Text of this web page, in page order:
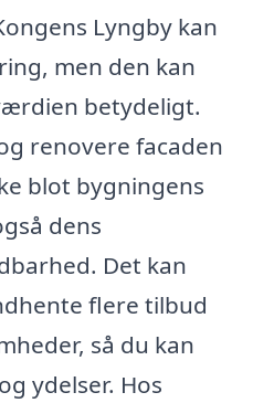
Lyngby kan
men den kan
betydeligt.
renovere facaden
blot bygningens
dens
Det kan
flere tilbud
så du kan
ydelser. Hos